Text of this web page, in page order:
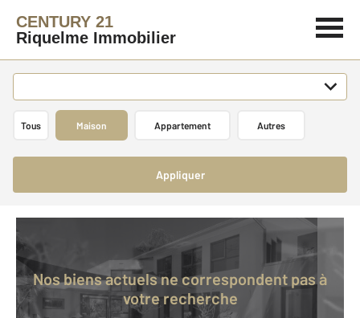
CENTURY 21
Riquelme Immobilier
Tous Maison Appartement Autres
Appliquer
Nos biens actuels ne correspondent pas à
votre recherche